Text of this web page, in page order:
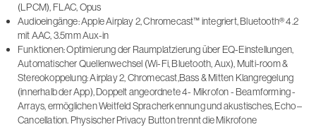
(LPCM), FLAC, Opus
Audioeingänge: Apple Airplay 2, Chromecast™ integriert, Bluetooth® 4.2
mit AAC, 3.5mm Aux-in
Funktionen: Optimierung der Raumplatzierung über EQ-Einstellungen,
Automatischer Quellenwechsel (Wi-Fi, Bluetooth, Aux), Multi-room &
Stereokoppelung: Airplay 2, Chromecast,Bass & Mitten Klangregelung
(innerhalb der App), Doppelt angeordnete 4- Mikrofon - Beamforming -
Arrays, ermöglichen Weitfeld Spracherkennung und akustisches, Echo –
Cancellation. Physischer Privacy Button trennt die Mikrofone